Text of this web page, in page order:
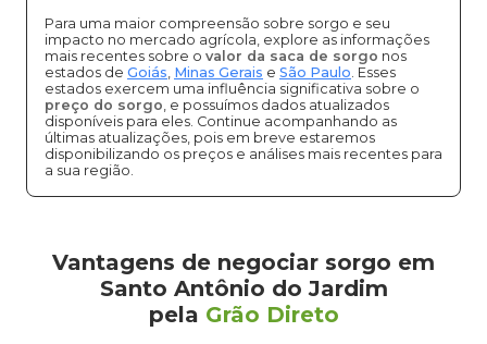
Para uma maior compreensão sobre sorgo e seu
impacto no mercado agrícola, explore as informações
mais recentes sobre o valor da saca de sorgo nos
estados de Goiás, Minas Gerais e São Paulo. Esses
estados exercem uma influência significativa sobre o
preço do sorgo, e possuímos dados atualizados
disponíveis para eles. Continue acompanhando as
últimas atualizações, pois em breve estaremos
disponibilizando os preços e análises mais recentes para
a sua região.
Vantagens de negociar sorgo em
Santo Antônio do Jardim
pela Grão Direto